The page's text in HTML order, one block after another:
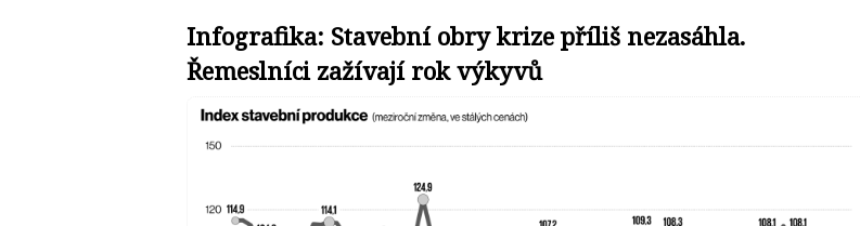
Infografika: Stavební obry krize příliš nezasáhla.
Řemeslníci zažívají rok výkyvů